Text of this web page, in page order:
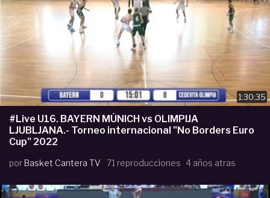
1:30:35
#Live U16. BAYERN MÚNICH vs OLIMPIJA
LJUBLJANA.- Torneo internacional "No Borders Euro
Cup" 2022
por Basket Cantera TV 71 reproducciones 4 años atras